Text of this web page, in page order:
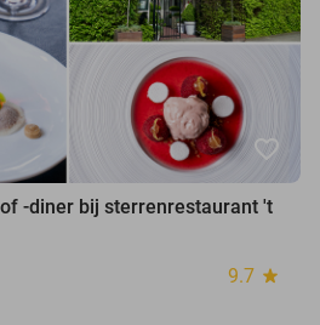
favorite_border
-diner bij sterrenrestaurant 't
9.7 star